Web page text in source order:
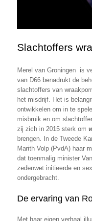
Slachtoffers
Merel van Groningen is
van D66 benadrukt de
slachtoffers van
het misdrijf. Het is
ontwikkelen om in te
misbruik en om
zij zich in 2015 sterk om
brengen. In de Tweede
Marith Volp (PvdA) haar
dat toenmalig minister
zedenwet initieerde en
ondergebracht.
De ervaring van
Met haar eigen verhaal